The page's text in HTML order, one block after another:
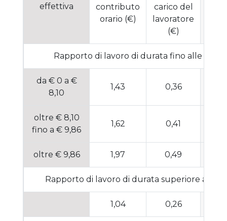
effettiva
contributo
orario (€)
carico del
lavoratore
(€)
Rapporto di lavoro di durata fino alle 24
da € 0 a €
8,10
1,43 0,36
oltre € 8,10
fino a € 9,86
1,62 0,41
oltre € 9,86 1,97 0,49
Rapporto di lavoro di durata superiore a 24
1,04 0,26